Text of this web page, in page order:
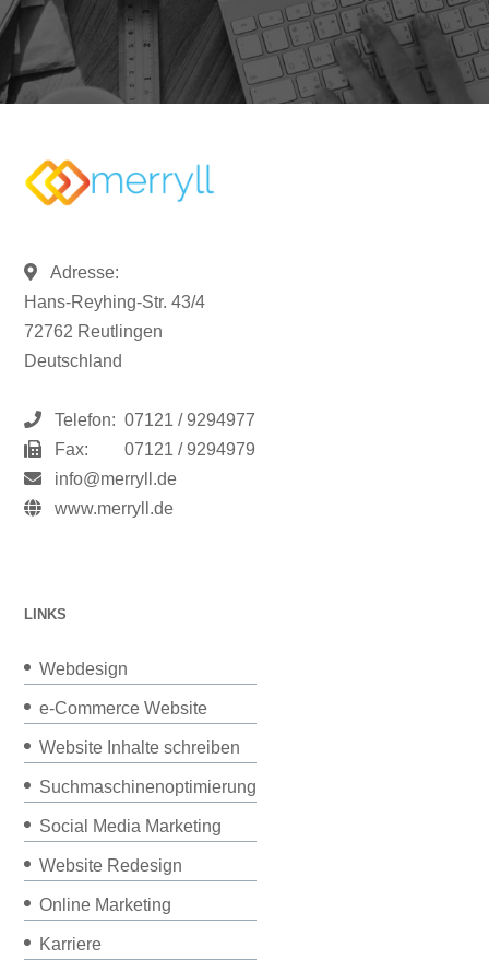
Adresse:
Hans-Reyhing-Str. 43/4
72762 Reutlingen
Deutschland
Telefon: 07121 / 9294977
Fax:
07121 / 9294979
info@merryll.de
www.merryll.de
LINKS
Webdesign
e-Commerce Website
Website Inhalte schreiben
Suchmaschinenoptimierung
Social Media Marketing
Website Redesign
Online Marketing
Karriere